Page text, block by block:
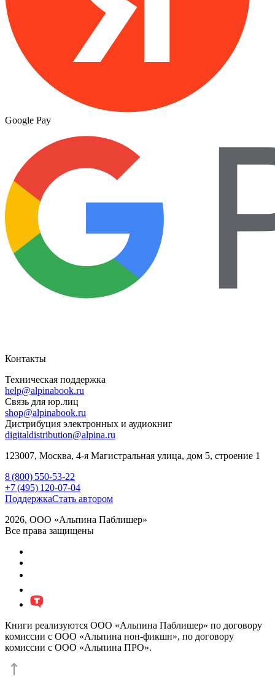
Google Pay
Контакты
Техническая поддержка
help@alpinabook.ru
Связь для юр.лиц
shop@alpinabook.ru
Дистрибуция электронных и аудиокниг
digitaldistribution@alpina.ru
123007, Москва, 4-я Магистральная улица, дом 5, строение 1
8 (800) 550-53-22
+7 (495) 120-07-04
ПоддержкаСтать автором
2026, ООО «Альпина Паблишер»
Все права защищены
Книги реализуются ООО «Альпина Паблишер» по договору
комиссии с ООО «Альпина нон-фикшн», по договору
комиссии с ООО «Альпина ПРО».